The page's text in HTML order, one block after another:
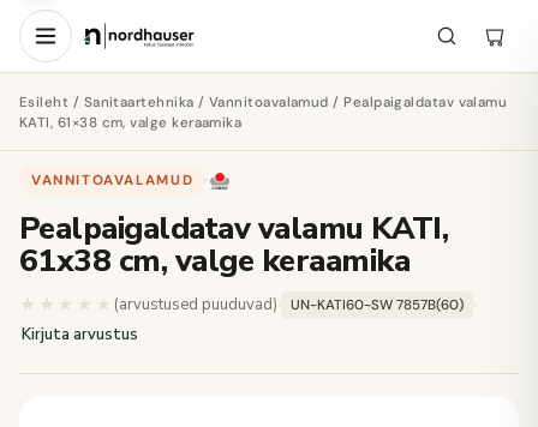
Esileht / Sanitaartehnika / Vannitoavalamud / Pealpaigaldatav valamu
KATI, 61×38 cm, valge keraamika
VANNITOAVALAMUD ·
Pealpaigaldatav valamu KATI,
61x38 cm, valge keraamika
★★★★★ ★★★★★
(arvustused puuduvad)· UN-KATI60-SW 7857B(60)
·
Kirjuta arvustus